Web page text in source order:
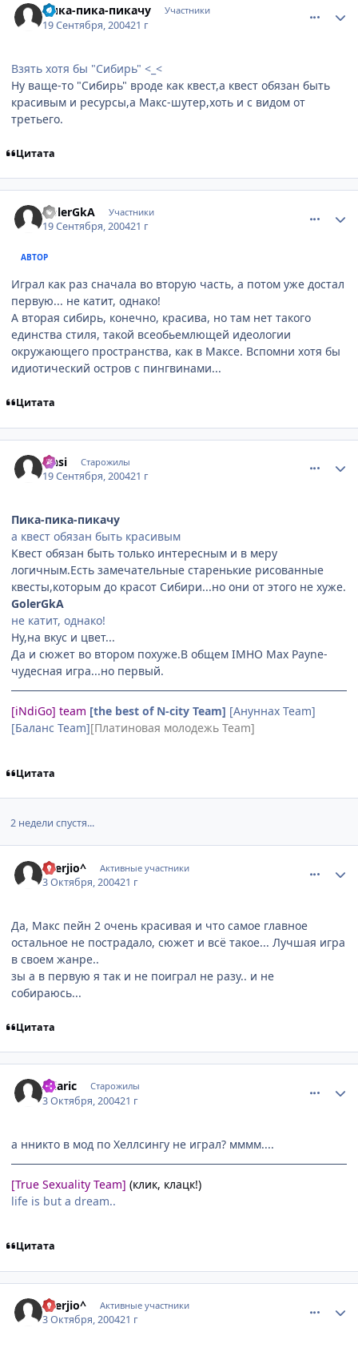
Пика-пика-пикачу Участники
19 Сентября, 200421 г
Взять хотя бы "Сибирь" <_<
Ну ваще-то "Сибирь" вроде как квест,а квест обязан быть
красивым и ресурсы,а Макс-шутер,хоть и с видом от
третьего.
Цитата
GolerGkA Участники
19 Сентября, 200421 г
АВТОР
Играл как раз сначала во вторую часть, а потом уже достал
первую... не катит, однако!
А вторая сибирь, конечно, красива, но там нет такого
единства стиля, такой всеобьемлющей идеологии
окружающего пространства, как в Максе. Вспомни хотя бы
идиотический остров с пингвинами...
Цитата
Onsi Старожилы
19 Сентября, 200421 г
Пика-пика-пикачу
а квест обязан быть красивым
Квест обязан быть только интересным и в меру
логичным.Есть замечательные старенькие рисованные
квесты,которым до красот Сибири...но они от этого не хуже.
GolerGkA
не катит, однако!
Ну,на вкус и цвет...
Да и сюжет во втором похуже.В общем IMHO Max Payne-
чудесная игра...но первый.
[iNdiGo] team [the best of N-city Team] [Ануннах Team]
[Баланс Team][Платиновая молодежь Team]
Цитата
2 недели спустя...
^Serjio^ Активные участники
3 Октября, 200421 г
Да, Макс пейн 2 очень красивая и что самое главное
остальное не пострадало, сюжет и всё такое... Лучшая игра
в своем жанре..
зы а в первую я так и не поиграл не разу.. и не
собираюсь...
Цитата
Aliaric Старожилы
3 Октября, 200421 г
а нникто в мод по Хеллсингу не играл? мммм....
[True Sexuality Team] (клик, клацк!)
life is but a dream..
Цитата
^Serjio^ Активные участники
3 Октября, 200421 г